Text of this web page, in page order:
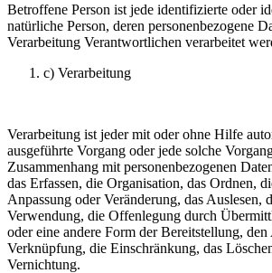
Betroffene Person ist jede identifizierte oder
natürliche Person, deren personenbezogene
Verarbeitung Verantwortlichen verarbeitet
c) Verarbeitung
Verarbeitung ist jeder mit oder ohne Hilfe
ausgeführte Vorgang oder jede solche
Zusammenhang mit personenbezogenen
das Erfassen, die Organisation, das Ordnen,
Anpassung oder Veränderung, das Auslesen,
Verwendung, die Offenlegung durch
oder eine andere Form der Bereitstellung,
Verknüpfung, die Einschränkung, das
Vernichtung.